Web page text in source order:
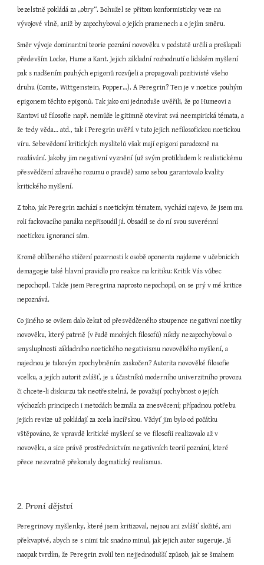
bezelstně pokládá za „obry“. Bohužel se přitom konformisticky veze na
vývojové vlně, aniž by zapochyboval o jejích pramenech a o jejím směru.
Směr vývoje dominantní teorie poznání novověku v podstatě určili a prošlapali
především Locke, Hume a Kant. Jejich základní rozhodnutí o lidském myšlení
pak s nadšením pouhých epigonů rozvíjeli a propagovali pozitivisté všeho
druhu (Comte, Wittgenstein, Popper…). A Peregrin? Ten je v noetice pouhým
epigonem těchto epigonů. Tak jako oni jednoduše uvěřili, že po Humeovi a
Kantovi už filosofie např. nemůže legitimně otevírat svá neempirická témata, a
že tedy věda… atd., tak i Peregrin uvěřil v tuto jejich nefilosofickou noetickou
víru. Sebevědomí kritických myslitelů však mají epigoni paradoxně na
rozdávání. Jakoby jim negativní vyznění (už svým protikladem k realistickému
přesvědčení zdravého rozumu o pravdě) samo sebou garantovalo kvality
kritického myšlení.
Z toho, jak Peregrin zachází s noetickým tématem, vychází najevo, že jsem mu
roli fackovacího panáka nepřisoudil já. Obsadil se do ní svou suverénní
noetickou ignorancí sám.
Kromě oblíbeného stáčení pozornosti k osobě oponenta najdeme v učebnicích
demagogie také hlavní pravidlo pro reakce na kritiku: Kritik Vás vůbec
nepochopil. Takže jsem Peregrina naprosto nepochopil, on se prý v mé kritice
nepoznává.
Co jiného se ovšem dalo čekat od přesvědčeného stoupence negativní noetiky
novověku, který patrně (v řadě mnohých filosofů) nikdy nezapochyboval o
smysluplnosti základního noetického negativismu novověkého myšlení, a
najednou je takovým zpochybněním zaskočen? Autorita novověké filosofie
vcelku, a jejích autorit zvlášť, je u účastníků moderního univerzitního provozu
či chcete-li diskurzu tak neotřesitelná, že považují pochybnost o jejích
výchozích principech i metodách bezmála za znesvěcení; případnou potřebu
jejich revize už pokládají za zcela kacířskou. Vždyť jim bylo od počátku
vštěpováno, že vpravdě kritické myšlení se ve filosofii realizovalo až v
novověku, a sice právě prostřednictvím negativních teorií poznání, které
přece nezvratně překonaly dogmatický realismus.
2. První dějství
Peregrinovy myšlenky, které jsem kritizoval, nejsou ani zvlášť složité, ani
překvapivé, abych se s nimi tak snadno minul, jak jejich autor sugeruje. Já
naopak tvrdím, že Peregrin zvolil ten nejjednodušší způsob, jak se šmahem